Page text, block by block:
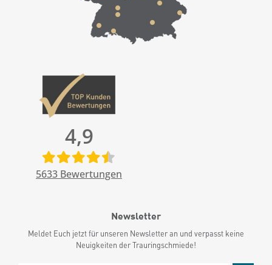
4,9
5633 Bewertungen
Newsletter
Meldet Euch jetzt für unseren Newsletter an und verpasst keine
Neuigkeiten der Trauringschmiede!